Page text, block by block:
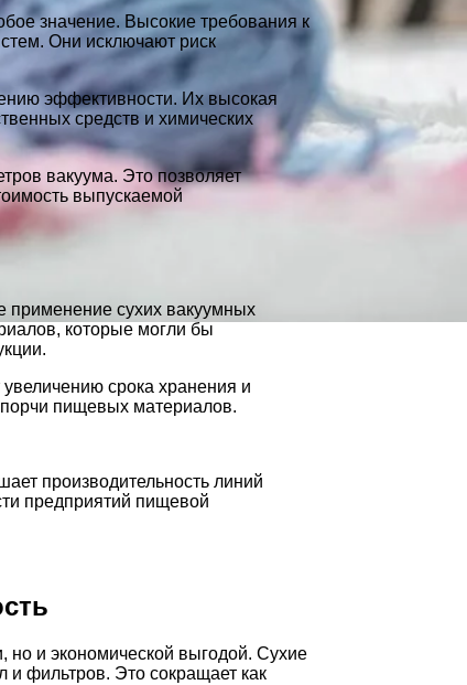
значение. Высокие требования к
Они исключают риск
эффективности. Их высокая
средств и химических
вакуума. Это позволяет
выпускаемой
применение сухих вакуумных
которые могли бы
срока хранения и
пищевых материалов.
производительность линий
предприятий пищевой
но и экономической выгодой. Сухие
и фильтров. Это сокращает как